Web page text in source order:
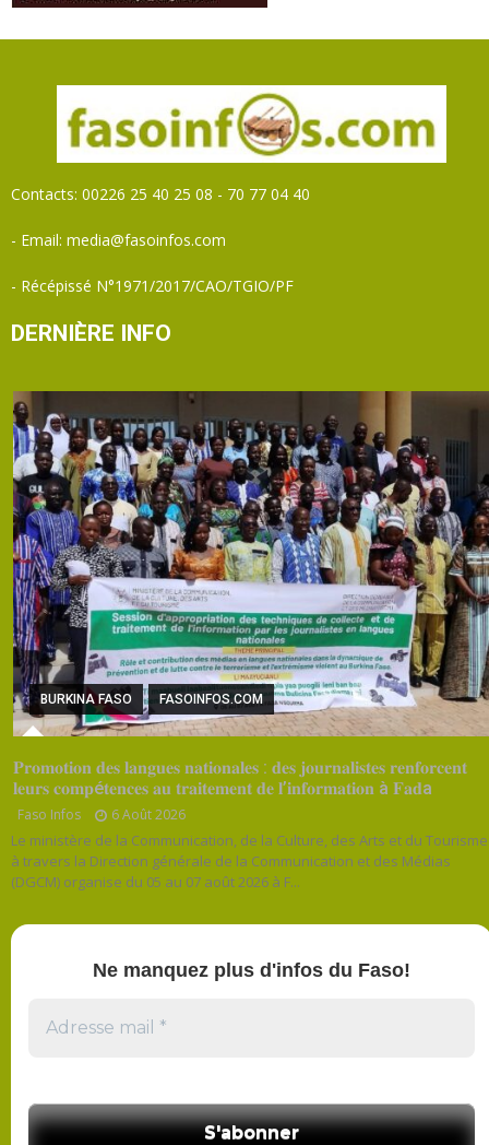
Contacts: 00226 25 40 25 08 - 70 77 04 40
- Email: media@fasoinfos.com
- Récépissé N°1971/2017/CAO/TGIO/PF
DERNIÈRE INFO
BURKINA FASO FASOINFOS.COM
𝐏𝐫𝐨𝐦𝐨𝐭𝐢𝐨𝐧 𝐝𝐞𝐬 𝐥𝐚𝐧𝐠𝐮𝐞𝐬 𝐧𝐚𝐭𝐢𝐨𝐧𝐚𝐥𝐞𝐬 : 𝐝𝐞𝐬 𝐣𝐨𝐮𝐫𝐧𝐚𝐥𝐢𝐬𝐭𝐞𝐬 𝐫𝐞𝐧𝐟𝐨𝐫𝐜𝐞𝐧𝐭
𝐥𝐞𝐮𝐫𝐬 𝐜𝐨𝐦𝐩é𝐭𝐞𝐧𝐜𝐞𝐬 𝐚𝐮 𝐭𝐫𝐚𝐢𝐭𝐞𝐦𝐞𝐧𝐭 𝐝𝐞 𝐥’𝐢𝐧𝐟𝐨𝐫𝐦𝐚𝐭𝐢𝐨𝐧 à 𝐅𝐚𝐝a
Faso Infos 6 Août 2026
Le ministère de la Communication, de la Culture, des Arts et du Tourisme
à travers la Direction générale de la Communication et des Médias
(DGCM) organise du 05 au 07 août 2026 à F...
Ne manquez plus d'infos du Faso!